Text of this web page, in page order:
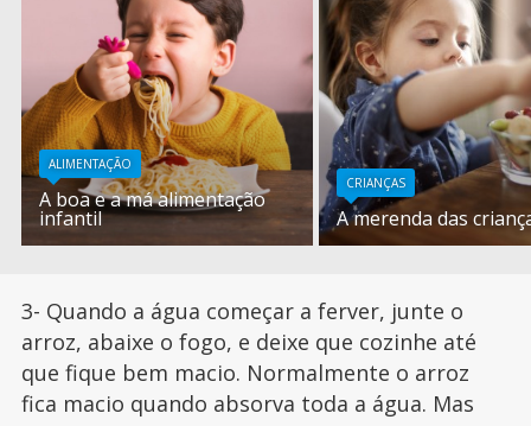
ALIMENTAÇÃO
A boa e a má alimentação
infantil
CRIANÇAS
A merenda das
3- Quando a água começar a ferver, junte o
arroz, abaixe o fogo, e deixe que cozinhe até
que fique bem macio. Normalmente o arroz
fica macio quando absorva toda a água. Mas